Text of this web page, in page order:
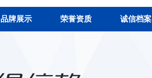
品牌展示 荣誉资质 诚信档案